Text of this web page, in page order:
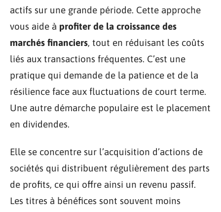
actifs sur une grande période. Cette approche
vous aide à profiter de la croissance des
marchés financiers, tout en réduisant les coûts
liés aux transactions fréquentes. C’est une
pratique qui demande de la patience et de la
résilience face aux fluctuations de court terme.
Une autre démarche populaire est le placement
en dividendes.
Elle se concentre sur l’acquisition d’actions de
sociétés qui distribuent régulièrement des parts
de profits, ce qui offre ainsi un revenu passif.
Les titres à bénéfices sont souvent moins